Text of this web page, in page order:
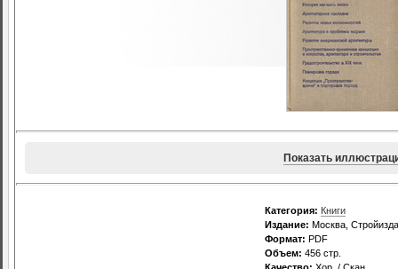
Показать
Категория: Книги
Издание: Москва,
Формат: PDF
Объем: 456 стр.